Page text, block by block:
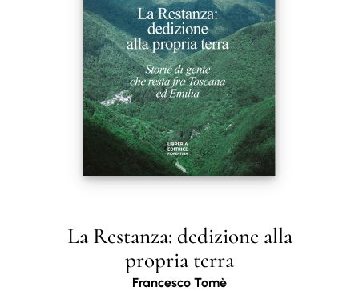
La Restanza: dedizione alla
propria terra
Francesco Tomè